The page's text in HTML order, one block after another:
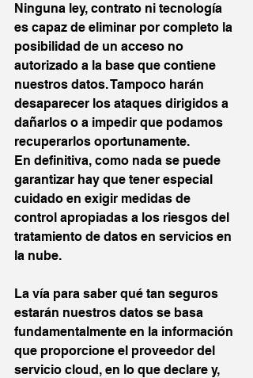
Ninguna ley, contrato ni tecnología
es capaz de eliminar por completo la
posibilidad de un acceso no
autorizado a la base que contiene
nuestros datos. Tampoco harán
desaparecer los ataques dirigidos a
dañarlos o a impedir que podamos
recuperarlos oportunamente.
En definitiva, como nada se puede
garantizar hay que tener especial
cuidado en exigir medidas de
control apropiadas a los riesgos del
tratamiento de datos en servicios en
la nube.
La vía para saber qué tan seguros
estarán nuestros datos se basa
fundamentalmente en la información
que proporcione el proveedor del
servicio cloud, en lo que declare y,